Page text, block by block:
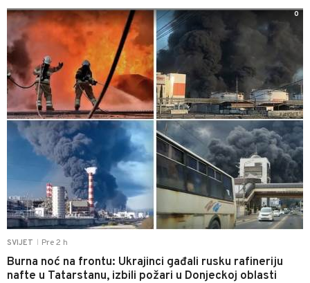
SVIJET Pre 2 h
Burna noć na frontu: Ukrajinci gađali rusku rafineriju
nafte u Tatarstanu, izbili požari u Donjeckoj oblasti
0